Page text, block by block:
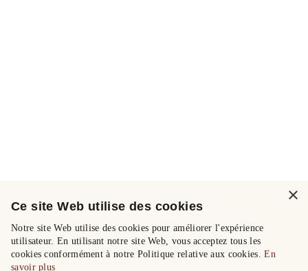
×
Ce site Web utilise des cookies
Notre site Web utilise des cookies pour améliorer l'expérience
utilisateur. En utilisant notre site Web, vous acceptez tous les
cookies conformément à notre Politique relative aux cookies.En
savoir plus